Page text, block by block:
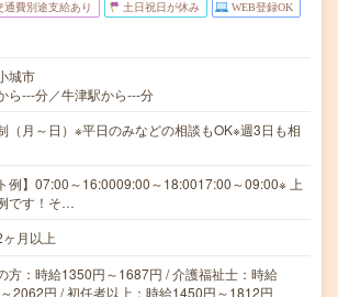
通費別途支給あり 土日祝日が休み WEB登録OK
城市
ら---分／牛津駅から---分
（月～日）※平日のみなどの相談もOK※週3日も相
例】07:00～16:0009:00～18:0017:00～09:00※ 上
です！そ…
月以上
方：時給1350円～1687円 / 介護福祉士：時給
2062円 / 初任者以上：時給1450円～1812円